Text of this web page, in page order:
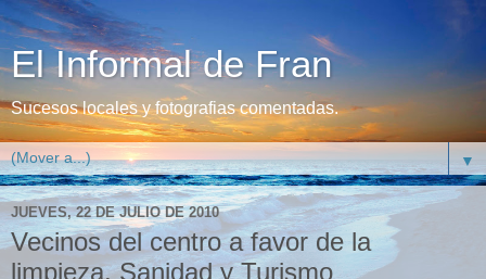
El Informal de Fran
Sucesos locales y fotografias comentadas.
▼
JUEVES, 22 DE JULIO DE 2010
Vecinos del centro a favor de la
limpieza, Sanidad y Turismo